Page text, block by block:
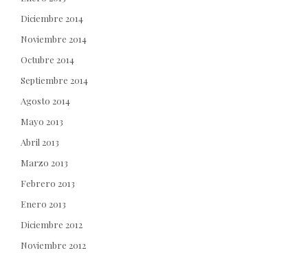
Diciembre 2014
Noviembre 2014
Octubre 2014
Septiembre 2014
Agosto 2014
Mayo 2013
Abril 2013
Marzo 2013
Febrero 2013
Enero 2013
Diciembre 2012
Noviembre 2012